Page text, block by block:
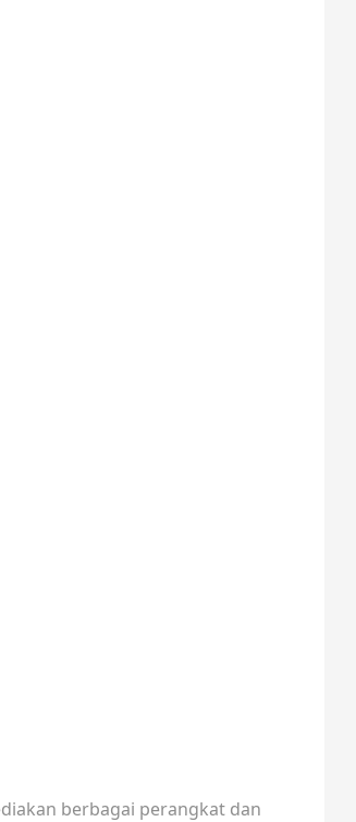
berbagai perangkat dan